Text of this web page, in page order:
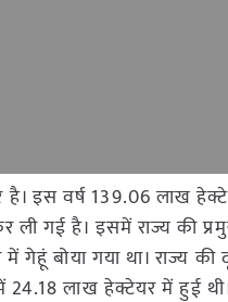
है। इस वर्ष 139.06 लाख
गई है। इसमें राज्य की
बोया गया था। राज्य की
लाख हेक्टेयर में हुई